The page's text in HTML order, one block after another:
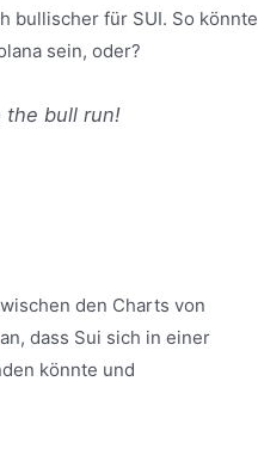
bullischer für SUI. So könnte
sein, oder?
the bull run!
den Charts von
dass Sui sich in einer
könnte und